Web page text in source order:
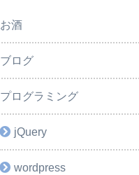
お酒
ブログ
プログラミング
jQuery
wordpress